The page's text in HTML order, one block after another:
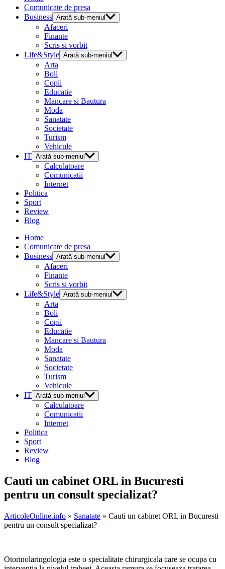
Comunicate de presa
Business Arată sub-meniul
Afaceri
Finante
Scris si vorbit
Life&Style Arată sub-meniul
Arta
Boli
Copii
Educatie
Mancare si Bautura
Moda
Sanatate
Societate
Turism
Vehicule
IT Arată sub-meniul
Calculatoare
Comunicatii
Internet
Politica
Sport
Review
Blog
Home
Comunicate de presa
Business Arată sub-meniul
Afaceri
Finante
Scris si vorbit
Life&Style Arată sub-meniul
Arta
Boli
Copii
Educatie
Mancare si Bautura
Moda
Sanatate
Societate
Turism
Vehicule
IT Arată sub-meniul
Calculatoare
Comunicatii
Internet
Politica
Sport
Review
Blog
Cauti un cabinet ORL in Bucuresti
pentru un consult specializat?
ArticoleOnline.info » Sanatate » Cauti un cabinet ORL in Bucuresti
pentru un consult specializat?
Otorinolaringologia este o specialitate chirurgicala care se ocupa cu